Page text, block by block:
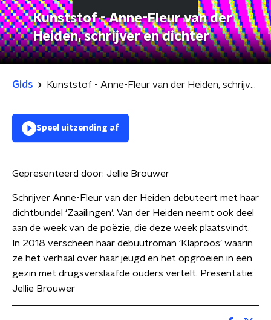
Kunststof - Anne-Fleur van der
Heiden, schrijver en dichter
Gids Kunststof - Anne-Fleur van der Heiden, schrijver en dichter
Speel uitzending af
Gepresenteerd door: Jellie Brouwer
Schrijver Anne-Fleur van der Heiden debuteert met haar
dichtbundel ‘Zaailingen’. Van der Heiden neemt ook deel
aan de week van de poëzie, die deze week plaatsvindt.
In 2018 verscheen haar debuutroman ‘Klaproos’ waarin
ze het verhaal over haar jeugd en het opgroeien in een
gezin met drugsverslaafde ouders vertelt. Presentatie:
Jellie Brouwer